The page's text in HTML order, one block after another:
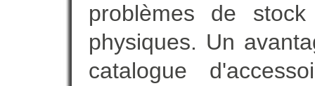
problèmes de
physiques. Un
catalogue